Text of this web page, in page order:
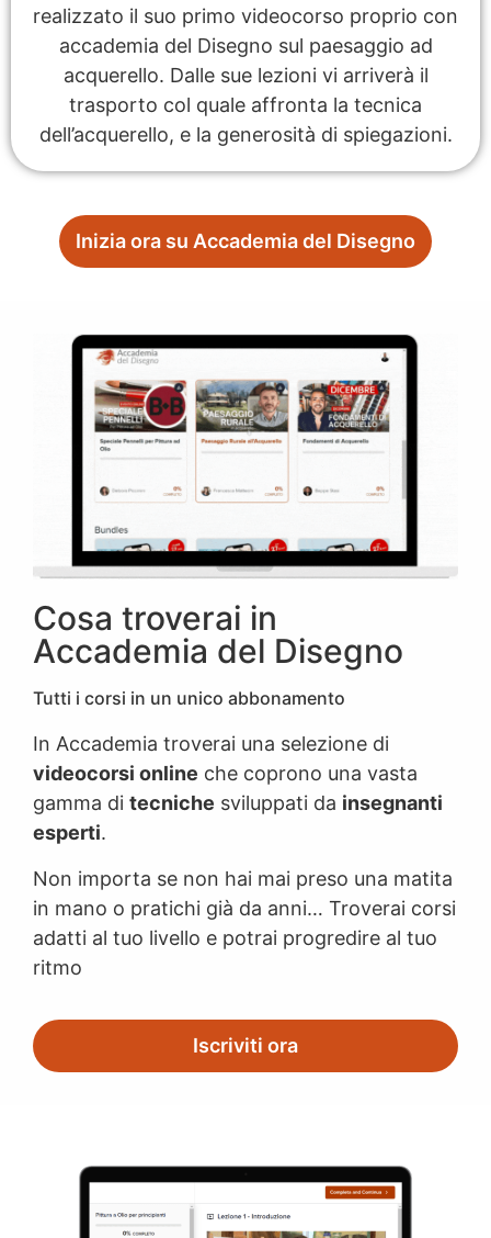
realizzato il suo primo videocorso proprio con
accademia del Disegno sul paesaggio ad
acquerello. Dalle sue lezioni vi arriverà il
trasporto col quale affronta la tecnica
dell’acquerello, e la generosità di spiegazioni.
Inizia ora su Accademia del Disegno
Cosa troverai in
Accademia del Disegno
Tutti i corsi in un unico abbonamento
In Accademia troverai una selezione di
videocorsi online che coprono una vasta
gamma di tecniche sviluppati da insegnanti
esperti.
Non importa se non hai mai preso una matita
in mano o pratichi già da anni… Troverai corsi
adatti al tuo livello e potrai progredire al tuo
ritmo
Iscriviti ora